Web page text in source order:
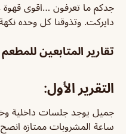
جدكم ما تعرفون …اقوى قهوة
دايركت. وتذوقنا كل وحده
تقارير المتابعين
التقرير الأول:
ساعة المشروبات ممتازه